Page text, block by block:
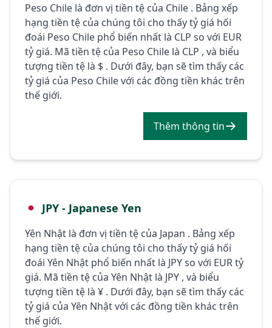
Peso Chile là đơn vị tiền tệ của Chile . Bảng xếp
hạng tiền tệ của chúng tôi cho thấy tỷ giá hối
đoái Peso Chile phổ biến nhất là CLP so với EUR
tỷ giá. Mã tiền tệ của Peso Chile là CLP , và biểu
tượng tiền tệ là $ . Dưới đây, bạn sẽ tìm thấy các
tỷ giá của Peso Chile với các đồng tiền khác trên
thế giới.
Thêm thông tin
JPY - Japanese Yen
Yên Nhật là đơn vị tiền tệ của Japan . Bảng xếp
hạng tiền tệ của chúng tôi cho thấy tỷ giá hối
đoái Yên Nhật phổ biến nhất là JPY so với EUR tỷ
giá. Mã tiền tệ của Yên Nhật là JPY , và biểu
tượng tiền tệ là ¥ . Dưới đây, bạn sẽ tìm thấy các
tỷ giá của Yên Nhật với các đồng tiền khác trên
thế giới.